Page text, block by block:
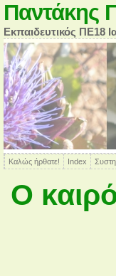
Παντάκης
Εκπαιδευτικός ΠΕ18
Καλώς ήρθατε! Index
Ο